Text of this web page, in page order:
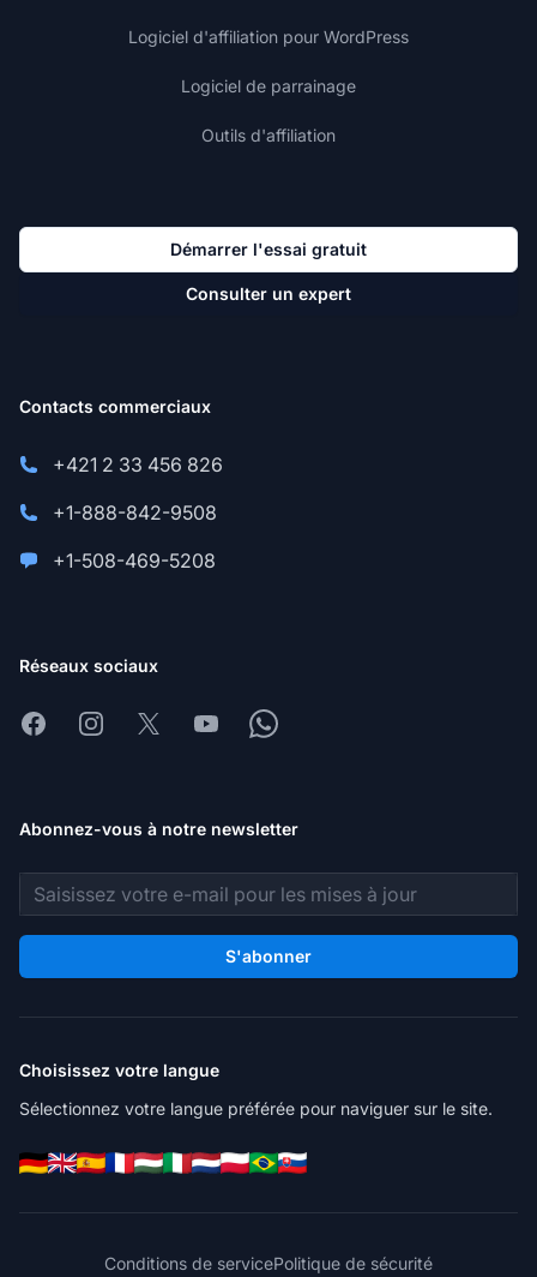
Logiciel d'affiliation pour WordPress
Logiciel de parrainage
Outils d'affiliation
Démarrer l'essai gratuit
Consulter un expert
Contacts commerciaux
+421 2 33 456 826
+1-888-842-9508
+1-508-469-5208
Réseaux sociaux
FacebookInstagram
X YoutubeWhatsapp
Abonnez-vous à notre newsletter
Adresse e-mail
S'abonner
Choisissez votre langue
Sélectionnez votre langue préférée pour naviguer sur le site.
Conditions de servicePolitique de sécurité